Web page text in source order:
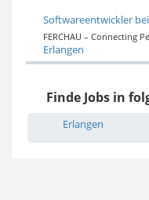
Softwareentwickler
FERCHAU – Connecting
Erlangen
Finde Jobs in
Erlangen